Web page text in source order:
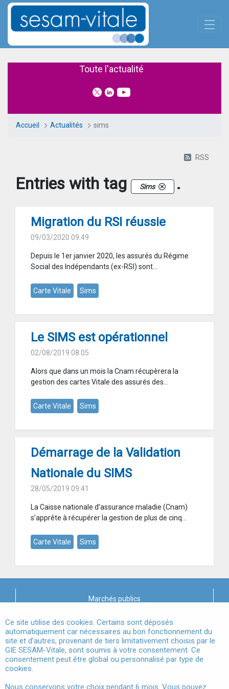
Skip to Main Content
Toute l'actualité
Accueil Actualités sims
RSS
Entries with tag Sims .
Migration du RSI réussie
09/03/2020 09:49
Depuis le 1er janvier 2020, les assurés du Régime
Social des Indépendants (ex-RSI) sont...
Carte Vitale Sims
Le SIMS est opérationnel
02/08/2019 08:05
Alors que dans un mois la Cnam récupèrera la
gestion des cartes Vitale des assurés des...
Carte Vitale Sims
Démarrage de la Validation
Nationale du SIMS
28/05/2019 09:41
La Caisse nationale d’assurance maladie (Cnam)
s’apprête à récupérer la gestion de plus de cinq...
Carte Vitale Sims
Marchés publics
Mentions légales
Conditions Générales d'Utilisation
Données à Caractère Personnel
Accessibilité
Panneau de gestion des cookies
Ce site utilise des cookies. Certains sont déposés
automatiquement car nécessaires au bon fonctionnement du
site et d’autres, provenant de tiers limitativement choisis par le
GIE SESAM-Vitale, sont soumis à votre consentement. Ce
consentement peut être global ou personnalisé par type de
cookies.
Nous conservons votre choix pendant 6 mois. Vous pouvez